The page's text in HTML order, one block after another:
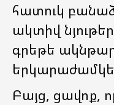
հատուկ
ակտիվ
գրեթե
Բայց, ցավոք,